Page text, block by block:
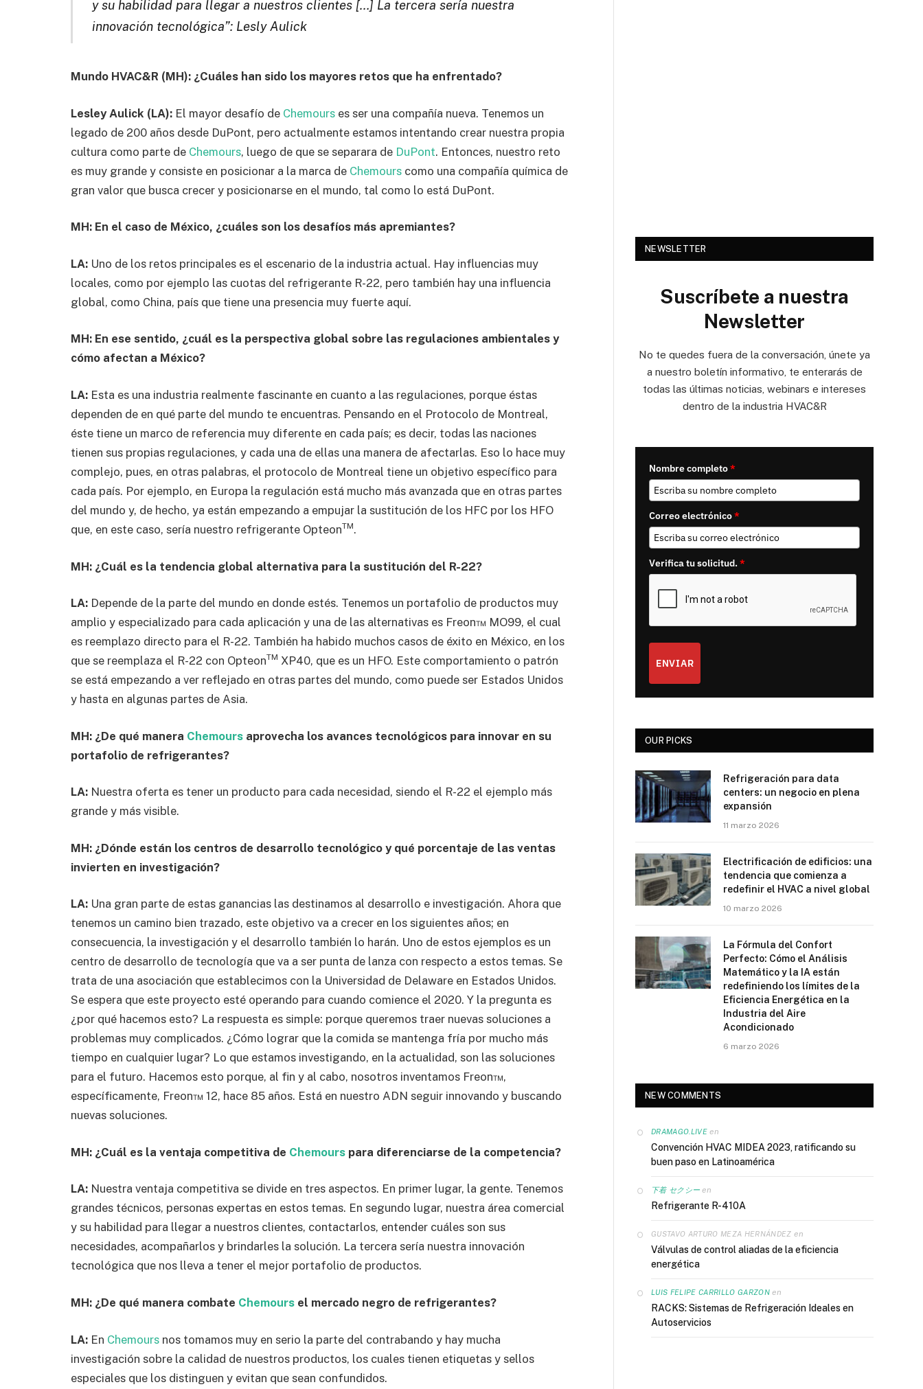
y su habilidad para llegar a nuestros clientes […] La tercera sería nuestra
innovación tecnológica”: Lesly Aulick
Mundo HVAC&R (MH): ¿Cuáles han sido los mayores retos que ha enfrentado?
Lesley Aulick (LA): El mayor desafío de Chemours es ser una compañía nueva. Tenemos un
legado de 200 años desde DuPont, pero actualmente estamos intentando crear nuestra propia
cultura como parte de Chemours, luego de que se separara de DuPont. Entonces, nuestro reto
es muy grande y consiste en posicionar a la marca de Chemours como una compañía química de
gran valor que busca crecer y posicionarse en el mundo, tal como lo está DuPont.
MH: En el caso de México, ¿cuáles son los desafíos más apremiantes?
LA: Uno de los retos principales es el escenario de la industria actual. Hay influencias muy
locales, como por ejemplo las cuotas del refrigerante R-22, pero también hay una influencia
global, como China, país que tiene una presencia muy fuerte aquí.
MH: En ese sentido, ¿cuál es la perspectiva global sobre las regulaciones ambientales y
cómo afectan a México?
LA: Esta es una industria realmente fascinante en cuanto a las regulaciones, porque éstas
dependen de en qué parte del mundo te encuentras. Pensando en el Protocolo de Montreal,
éste tiene un marco de referencia muy diferente en cada país; es decir, todas las naciones
tienen sus propias regulaciones, y cada una de ellas una manera de afectarlas. Eso lo hace muy
complejo, pues, en otras palabras, el protocolo de Montreal tiene un objetivo específico para
cada país. Por ejemplo, en Europa la regulación está mucho más avanzada que en otras partes
del mundo y, de hecho, ya están empezando a empujar la sustitución de los HFC por los HFO
que, en este caso, sería nuestro refrigerante OpteonTM.
MH: ¿Cuál es la tendencia global alternativa para la sustitución del R-22?
LA: Depende de la parte del mundo en donde estés. Tenemos un portafolio de productos muy
amplio y especializado para cada aplicación y una de las alternativas es Freon™ MO99, el cual
es reemplazo directo para el R-22. También ha habido muchos casos de éxito en México, en los
que se reemplaza el R-22 con OpteonTM XP40, que es un HFO. Este comportamiento o patrón
se está empezando a ver reflejado en otras partes del mundo, como puede ser Estados Unidos
y hasta en algunas partes de Asia.
MH: ¿De qué manera Chemours aprovecha los avances tecnológicos para innovar en su
portafolio de refrigerantes?
LA: Nuestra oferta es tener un producto para cada necesidad, siendo el R-22 el ejemplo más
grande y más visible.
MH: ¿Dónde están los centros de desarrollo tecnológico y qué porcentaje de las ventas
invierten en investigación?
LA: Una gran parte de estas ganancias las destinamos al desarrollo e investigación. Ahora que
tenemos un camino bien trazado, este objetivo va a crecer en los siguientes años; en
consecuencia, la investigación y el desarrollo también lo harán. Uno de estos ejemplos es un
centro de desarrollo de tecnología que va a ser punta de lanza con respecto a estos temas. Se
trata de una asociación que establecimos con la Universidad de Delaware en Estados Unidos.
Se espera que este proyecto esté operando para cuando comience el 2020. Y la pregunta es
¿por qué hacemos esto? La respuesta es simple: porque queremos traer nuevas soluciones a
problemas muy complicados. ¿Cómo lograr que la comida se mantenga fría por mucho más
tiempo en cualquier lugar? Lo que estamos investigando, en la actualidad, son las soluciones
para el futuro. Hacemos esto porque, al fin y al cabo, nosotros inventamos Freon™,
específicamente, Freon™ 12, hace 85 años. Está en nuestro ADN seguir innovando y buscando
nuevas soluciones.
MH: ¿Cuál es la ventaja competitiva de Chemours para diferenciarse de la competencia?
LA: Nuestra ventaja competitiva se divide en tres aspectos. En primer lugar, la gente. Tenemos
grandes técnicos, personas expertas en estos temas. En segundo lugar, nuestra área comercial
y su habilidad para llegar a nuestros clientes, contactarlos, entender cuáles son sus
necesidades, acompañarlos y brindarles la solución. La tercera sería nuestra innovación
tecnológica que nos lleva a tener el mejor portafolio de productos.
MH: ¿De qué manera combate Chemours el mercado negro de refrigerantes?
LA: En Chemours nos tomamos muy en serio la parte del contrabando y hay mucha
investigación sobre la calidad de nuestros productos, los cuales tienen etiquetas y sellos
especiales que los distinguen y evitan que sean confundidos.
NEWSLETTER
Suscríbete a nuestra
Newsletter
No te quedes fuera de la conversación, únete ya
a nuestro boletín informativo, te enterarás de
todas las últimas noticias, webinars e intereses
dentro de la industria HVAC&R
Nombre completo*
Correo electrónico*
Verifica tu solicitud.*
ENVIAR
OUR PICKS
Refrigeración para data
centers: un negocio en plena
expansión
11 marzo 2026
Electrificación de edificios: una
tendencia que comienza a
redefinir el HVAC a nivel global
10 marzo 2026
La Fórmula del Confort
Perfecto: Cómo el Análisis
Matemático y la IA están
redefiniendo los límites de la
Eficiencia Energética en la
Industria del Aire
Acondicionado
6 marzo 2026
NEW COMMENTS
DRAMAGO.LIVEen
Convención HVAC MIDEA 2023, ratificando su
buen paso en Latinoamérica
下着 セクシー en
Refrigerante R-410A
GUSTAVO ARTURO MEZA HERNÁNDEZ en
Válvulas de control aliadas de la eficiencia
energética
LUIS FELIPE CARRILLO GARZONen
RACKS: Sistemas de Refrigeración Ideales en
Autoservicios